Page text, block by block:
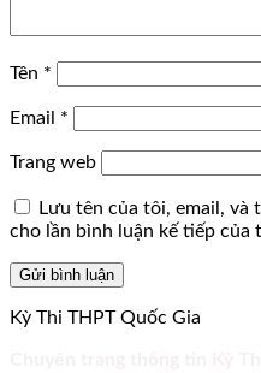
Tên *
Email *
Trang web
Lưu tên của tôi, email,
cho lần bình luận kế tiếp của
Kỳ Thi THPT Quốc Gia